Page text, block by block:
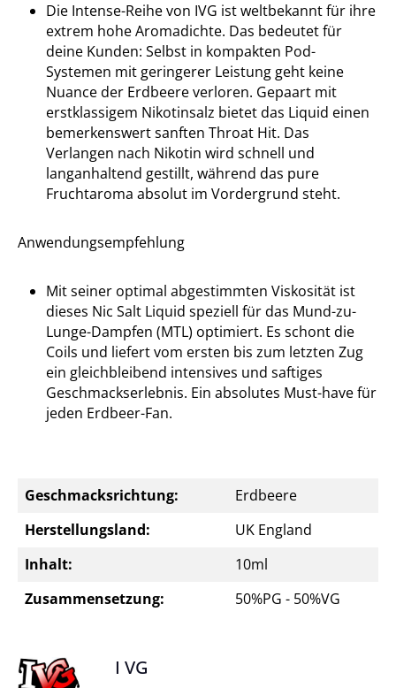
Die Intense-Reihe von IVG ist weltbekannt für ihre
extrem hohe Aromadichte. Das bedeutet für
deine Kunden: Selbst in kompakten Pod-
Systemen mit geringerer Leistung geht keine
Nuance der Erdbeere verloren. Gepaart mit
erstklassigem Nikotinsalz bietet das Liquid einen
bemerkenswert sanften Throat Hit. Das
Verlangen nach Nikotin wird schnell und
langanhaltend gestillt, während das pure
Fruchtaroma absolut im Vordergrund steht.
Anwendungsempfehlung
Mit seiner optimal abgestimmten Viskosität ist
dieses Nic Salt Liquid speziell für das Mund-zu-
Lunge-Dampfen (MTL) optimiert. Es schont die
Coils und liefert vom ersten bis zum letzten Zug
ein gleichbleibend intensives und saftiges
Geschmackserlebnis. Ein absolutes Must-have für
jeden Erdbeer-Fan.
Geschmacksrichtung:
Erdbeere
Herstellungsland:
UK England
Inhalt:
10ml
Zusammensetzung:
50%PG - 50%VG
I VG